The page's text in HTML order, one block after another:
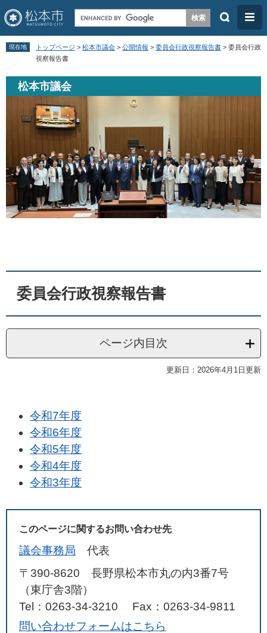
ペ
ジ
の
。
メ
ュ
ー
て
文
検
メ
ニ
ュ
現在地 トップページ > 松本市議会 > 公開情報 > 委員会行政視察報告書 > 委員会行政
視察報告書
松本市議会
委員会行政視察報告書
ページ内目次
更新日：2026年4月1日更新
令和7年度
令和6年度
令和5年度
令和4年度
令和3年度
このページに関するお問い合わせ先
議会事務局
代表
〒390-8620 長野県松本市丸の内3番7号
（東庁舎3階）
Tel：0263-34-3210
Fax：0263-34-9811
問い合わせフォームはこちら